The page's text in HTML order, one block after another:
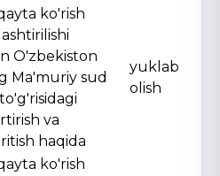
ko'rish
O'zbekiston
Ma'muriy sud
va
haqida
yuklab
olish
ko'rish